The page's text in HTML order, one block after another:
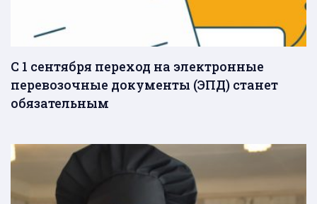
С 1 сентября переход на электронные
перевозочные документы (ЭПД) станет
обязательным